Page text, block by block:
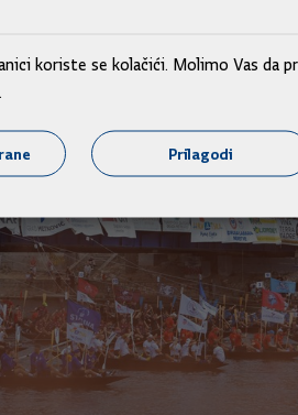
koriste se kolačići. Molimo Vas da
Prilagodi